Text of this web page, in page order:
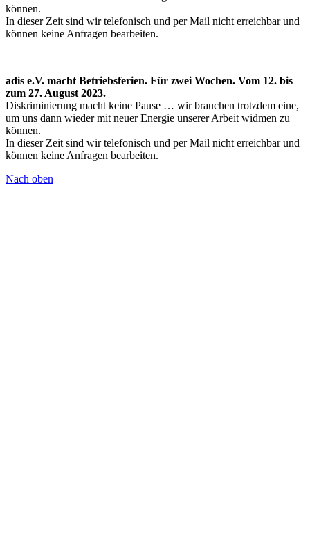
können.
In dieser Zeit sind wir telefonisch und per Mail nicht erreichbar und
können keine Anfragen bearbeiten.
adis e.V. macht Betriebsferien. Für zwei Wochen. Vom 12. bis
zum 27. August 2023.
Diskriminierung macht keine Pause … wir brauchen trotzdem eine,
um uns dann wieder mit neuer Energie unserer Arbeit widmen zu
können.
In dieser Zeit sind wir telefonisch und per Mail nicht erreichbar und
können keine Anfragen bearbeiten.
Nach oben